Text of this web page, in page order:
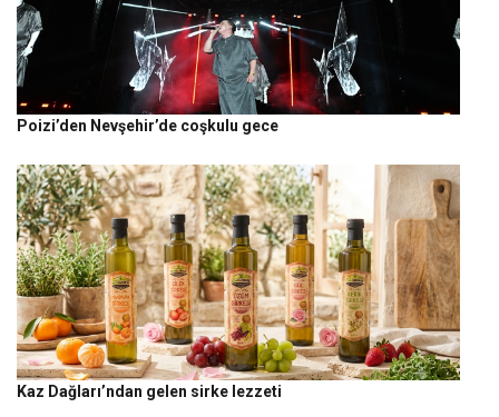
Poizi’den Nevşehir’de coşkulu gece
Kaz Dağları’ndan gelen sirke lezzeti